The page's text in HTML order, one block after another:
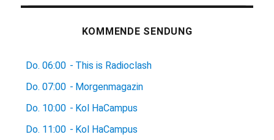
KOMMENDE SENDUNG
Do. 06:00 - This is Radioclash
Do. 07:00 - Morgenmagazin
Do. 10:00 - Kol HaCampus
Do. 11:00 - Kol HaCampus